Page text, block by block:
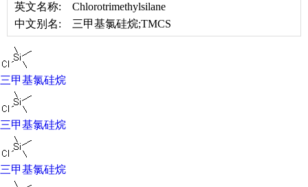
英文名称: Chlorotrimethylsilane
中文别名: 三甲基氯硅烷;TMCS
EINECS号: 200-900-5
分 子 式: C3H9ClSi
分 子 量: 108.6421
危险品标志: F:Flammable C:Corrosive
风险术语: R11;R14;R21;R34;
安全术语: S16;S26;S36/37/39;S45;
物化性质
性状: 无色易挥发易燃液体。
三甲基氯硅烷
三甲基氯硅烷
三甲基氯硅烷